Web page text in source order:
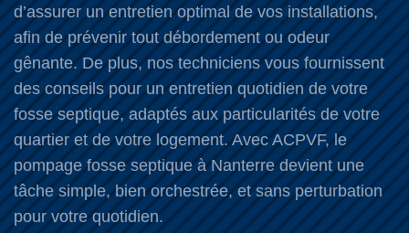
d’assurer un entretien optimal de vos installations,
afin de prévenir tout débordement ou odeur
gênante. De plus, nos techniciens vous fournissent
des conseils pour un entretien quotidien de votre
fosse septique, adaptés aux particularités de votre
quartier et de votre logement. Avec ACPVF, le
pompage fosse septique à Nanterre devient une
tâche simple, bien orchestrée, et sans perturbation
pour votre quotidien.